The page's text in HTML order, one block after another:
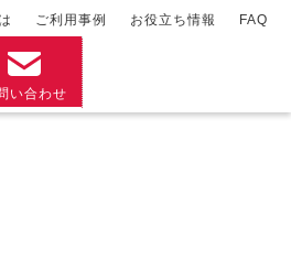
い合わせ
ご利用事例 お役立ち情報 FAQ